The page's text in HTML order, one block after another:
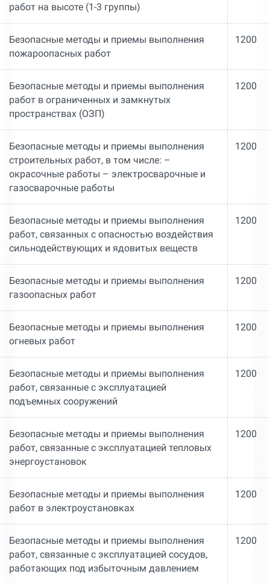
работ на высоте (1-3 группы)
Безопасные методы и приемы выполнения
пожароопасных работ
1200
Безопасные методы и приемы выполнения
работ в ограниченных и замкнутых
пространствах (ОЗП)
1200
Безопасные методы и приемы выполнения
строительных работ, в том числе: –
окрасочные работы – электросварочные и
газосварочные работы
1200
Безопасные методы и приемы выполнения
работ, связанных с опасностью воздействия
сильнодействующих и ядовитых веществ
1200
Безопасные методы и приемы выполнения
газоопасных работ
1200
Безопасные методы и приемы выполнения
огневых работ
1200
Безопасные методы и приемы выполнения
работ, связанные с эксплуатацией
подъемных сооружений
1200
Безопасные методы и приемы выполнения
работ, связанные с эксплуатацией тепловых
энергоустановок
1200
Безопасные методы и приемы выполнения
работ в электроустановках
1200
Безопасные методы и приемы выполнения
работ, связанные с эксплуатацией сосудов,
работающих под избыточным давлением
1200